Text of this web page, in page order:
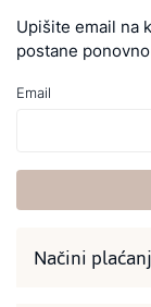
Upišite email na
postane
Email
Načini